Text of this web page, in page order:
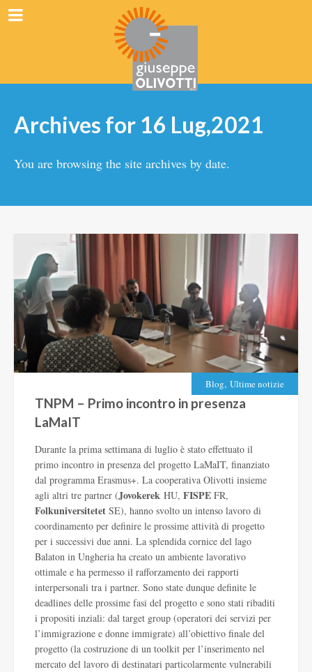
Archives for 16 Lug,2021
You are browsing the site archives by date.
Blog, Ultime notizie
TNPM – Primo incontro in presenza
LaMaIT
Durante la prima settimana di luglio è stato effettuato il
primo incontro in presenza del progetto LaMaIT, finanziato
dal programma Erasmus+. La cooperativa Olivotti insieme
agli altri tre partner (Jovokerek HU, FISPE FR,
Folkuniversitetet SE), hanno svolto un intenso lavoro di
coordinamento per definire le prossime attività di progetto
per i successivi due anni. La splendida cornice del lago
Balaton in Ungheria ha creato un ambiente lavorativo
ottimale e ha permesso il rafforzamento dei rapporti
interpersonali tra i partner. Sono state dunque definite le
deadlines delle prossime fasi del progetto e sono stati ribaditi
i propositi inziali: dal target group (operatori dei servizi per
l’immigrazione e donne immigrate) all’obiettivo finale del
progetto (la costruzione di un toolkit per l’inserimento nel
mercato del lavoro di destinatari particolarmente vulnerabili